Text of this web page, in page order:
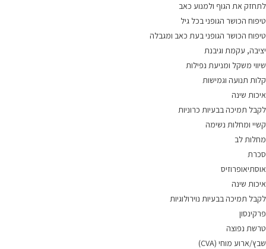
לתחזק את הגוף ולמנוע כאב
טיפוח הכושר הגופני בכל גיל
טיפוח הכושר הגופני בעת כאב ומגבלה
יציבה, עקמת וגיבנת
שיווי משקל ומניעת נפילות
קלות תנועה וגמישות
איכות שינה
לקבל תמיכה בבעיות כרוניות
קשיי ומחלות נשימה
מחלות לב
סכרת
אוסתיאופרוזיס
איכות שינה
לקבל תמיכה בבעיות נוירולוגיות
פרקינסון
טרשת נפוצה
שבץ/ארוע מוחי (CVA)